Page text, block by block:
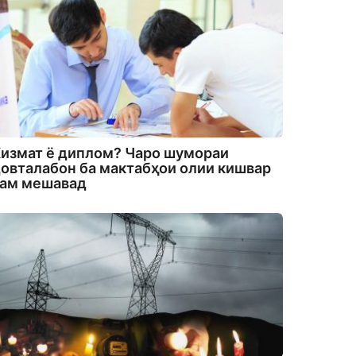
ё диплом? Чаро шумораи
ба мактабҳои олии кишвар
мешавад